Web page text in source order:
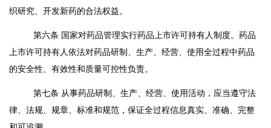
织研究、开发新药的合法权益。
第六条 国家对药品管理实行药品上市许可持有人制度。药品
上市许可持有人依法对药品研制、生产、经营、使用全过程中药品
的安全性、有效性和质量可控性负责。
第七条 从事药品研制、生产、经营、使用活动，应当遵守法
律、法规、规章、标准和规范，保证全过程信息真实、准确、完整